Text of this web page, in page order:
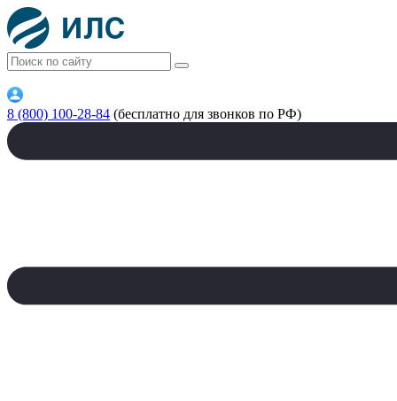
8 (800) 100-28-84 (бесплатно для звонков по РФ)